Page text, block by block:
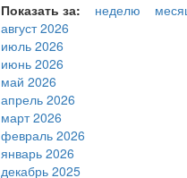
Показать за: неделю
август 2026
июль 2026
июнь 2026
май 2026
апрель 2026
март 2026
февраль 2026
январь 2026
декабрь 2025